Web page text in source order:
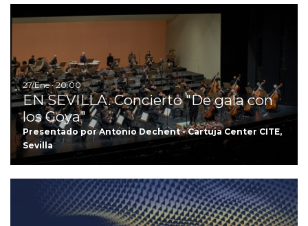
27/Ene · 20:00
EN SEVILLA. Concierto "De gala con
los Goya"
Presentado por Antonio Dechent - Cartuja Center CITE,
Sevilla